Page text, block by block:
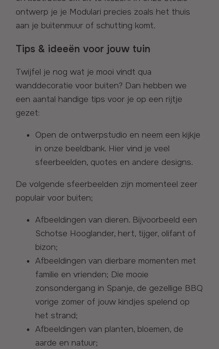
ontwerp je je Modulari precies zoals het thuis
aan je buitenmuur of schutting komt.
Tips & ideeën voor jouw tuin
Twijfel je nog wat je mooi vindt qua
wanddecoratie voor buiten? Dan hebben we
een aantal handige tips voor je op een rijtje
gezet:
Open de ontwerpstudio en neem een kijkje
in onze beeldbank. Hier vind je veel
sfeerbeelden, quotes en andere designs.
De volgende sfeerbeelden zijn momenteel zeer
populair voor buiten;
Afbeeldingen van dieren. Bijvoorbeeld een
Schotse Hooglander, hert, tijger, olifant of
bizon;
Afbeeldingen van dierbare momenten met
familie en vrienden; Die mooie
zonsondergang in Spanje, de gezellige BBQ
vorige zomer of jouw kindjes spelend op
het strand;
Afbeeldingen van planten, bloemen, de
aarde en natuur;